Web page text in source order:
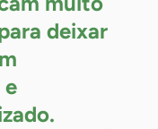
deixar
e